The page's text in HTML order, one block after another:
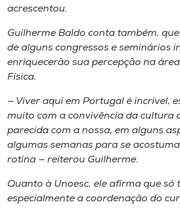
acrescentou.
Guilherme Baldo conta também​,​
de alguns congressos e seminários
enriquecer​ão sua percepção na
Física.
— Viver aqui em Portugal é incrível,
muito ​com a convivência ​da cultura
parecida com a nossa​,​ em alguns
algumas semanas para se
rotina — reiterou Guilherme.
Quanto ​à​ Unoesc, ele afirma que só
especialmente a​​ coordenação do